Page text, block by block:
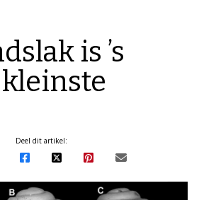
is ’s
Deel dit artikel: